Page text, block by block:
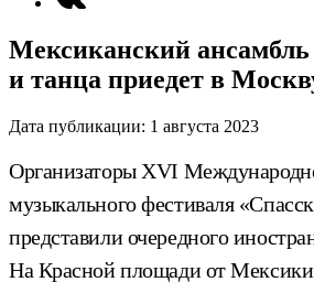
Мексиканский
и танца приедет в
Дата публикации: 1 августа 2023
Организаторы XVI
музыкального фестиваля
представили очередного
На Красной площади от